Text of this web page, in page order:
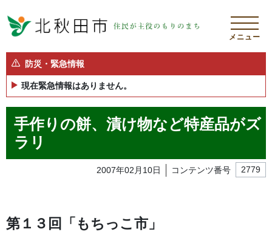
メニュー
防災・緊急情報
現在緊急情報はありません。
手作りの餅、漬け物など特産品がズ
ラリ
2007年02月10日 コンテンツ番号 2779
第１３回「もちっこ市」